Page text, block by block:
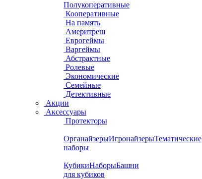
Полукоперативные
Кооперативные
На память
Америтреш
Еврогеймы
Варгеймы
Абстрактные
Ролевые
Экономические
Семейные
Детективные
Акции
Аксессуары
Протекторы
ОрганайзерыИгронайзерыТематические
наборы
КубикиНаборыБашни
для кубиков